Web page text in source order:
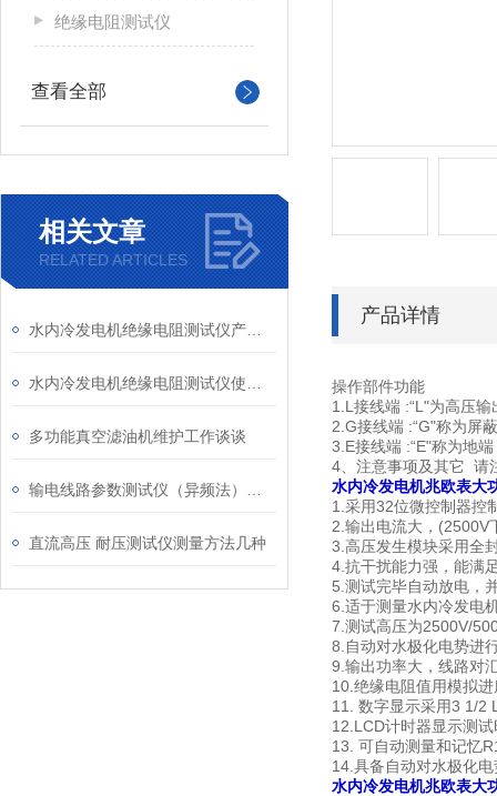
绝缘电阻测试仪
查看全部
相关文章
RELATED ARTICLES
多功能真空滤油机维护工作谈谈
直流高压 耐压测试仪测量方法几种
产品详情
操作部件功能
1.L接线端 :“L"为高压
2.G接线端 :“G"称为屏
3.E接线端 :“E"称为地
4、注意事项及其它 请
水内冷发电机兆欧表大
1.采用32位微控制器控
2.输出电流大，(2500V
3.高压发生模块采用全
4.抗干扰能力强，能满
5.测试完毕自动放电，
6.适于测量水内冷发电
7.测试高压为2500V/
8.自动对水极化电势进
9.输出功率大，线路对
10.绝缘电阻值用模拟
11. 数字显示采用3 1/2
12.LCD计时器显示测
13. 可自动测量和记忆
14.具备自动对水极化
水内冷发电机兆欧表大